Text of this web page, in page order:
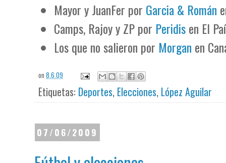
Mayor y JuanFer por Garcia & Román
Camps, Rajoy y ZP por Peridisen El
Los que no salieron por Morgan en
on8.6.09
Etiquetas: Deportes, Elecciones, López Aguilar
07/06/2009